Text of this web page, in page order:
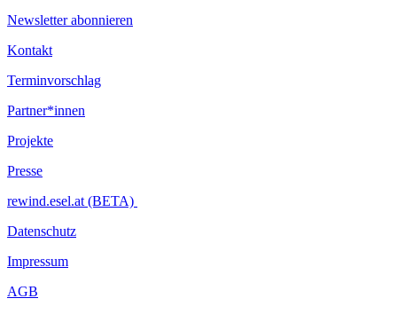
Newsletter abonnieren
Kontakt
Terminvorschlag
Partner*innen
Projekte
Presse
rewind.esel.at (BETA)
Datenschutz
Impressum
AGB